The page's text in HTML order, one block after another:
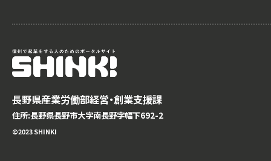
長野県産業労働部経営・創業支援課
住所:長野県長野市大字南長野字幅下692-2
©️2023 SHINKI